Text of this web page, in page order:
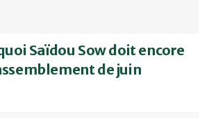
Saïdou Sow doit encore
de juin